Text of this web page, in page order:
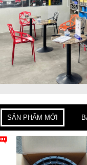
SẢN PHẨM MỚI